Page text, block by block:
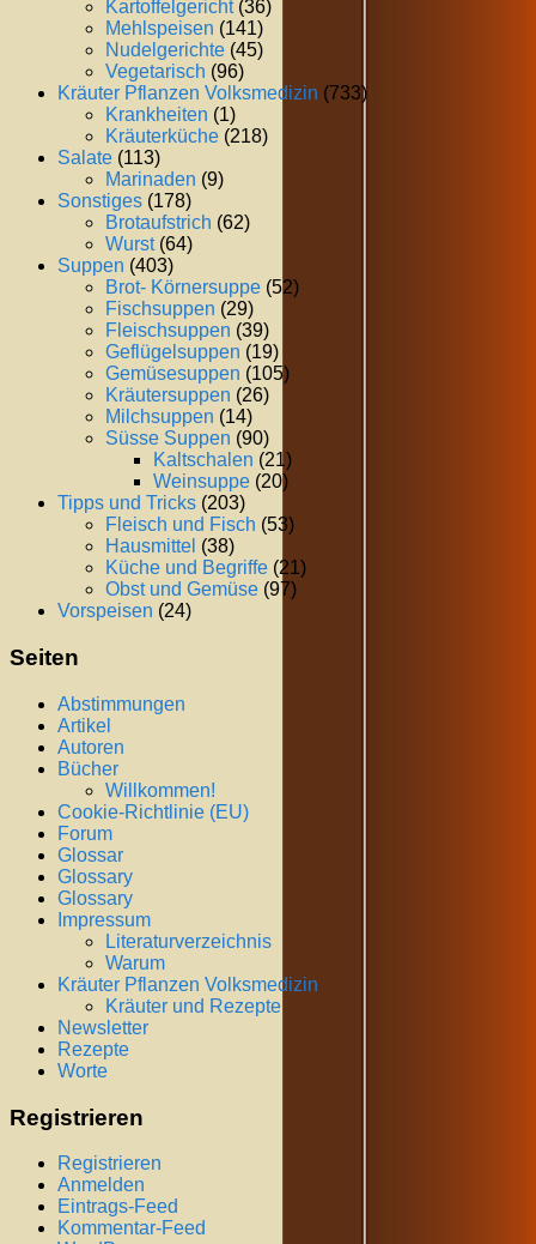
Kartoffelgericht(36)
Mehlspeisen (141)
Nudelgerichte (45)
Vegetarisch (96)
Kräuter Pflanzen Volksmedizin (733)
Krankheiten (1)
Kräuterküche (218)
Salate (113)
Marinaden (9)
Sonstiges (178)
Brotaufstrich (62)
Wurst(64)
Suppen (403)
Brot- Körnersuppe (52)
Fischsuppen (29)
Fleischsuppen (39)
Geflügelsuppen (19)
Gemüsesuppen (105)
Kräutersuppen (26)
Milchsuppen (14)
Süsse Suppen (90)
Kaltschalen (21)
Weinsuppe (20)
Tipps und Tricks (203)
Fleisch und Fisch (53)
Hausmittel (38)
Küche und Begriffe (21)
Obst und Gemüse (97)
Vorspeisen (24)
Seiten
Abstimmungen
Artikel
Autoren
Bücher
Willkommen!
Cookie-Richtlinie (EU)
Forum
Glossar
Glossary
Glossary
Impressum
Literaturverzeichnis
Warum
Kräuter Pflanzen Volksmedizin
Kräuter und Rezepte
Newsletter
Rezepte
Worte
Registrieren
Registrieren
Anmelden
Eintrags-Feed
Kommentar-Feed